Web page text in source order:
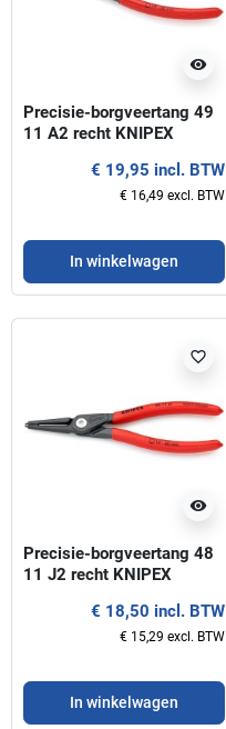
visibility
Precisie-borgveertang 49
11 A2 recht KNIPEX
€ 19,95 incl. BTW
€ 16,49 excl. BTW
In winkelwagen
visibility
favorite_border
Precisie-borgveertang 48
11 J2 recht KNIPEX
€ 18,50 incl. BTW
€ 15,29 excl. BTW
In winkelwagen